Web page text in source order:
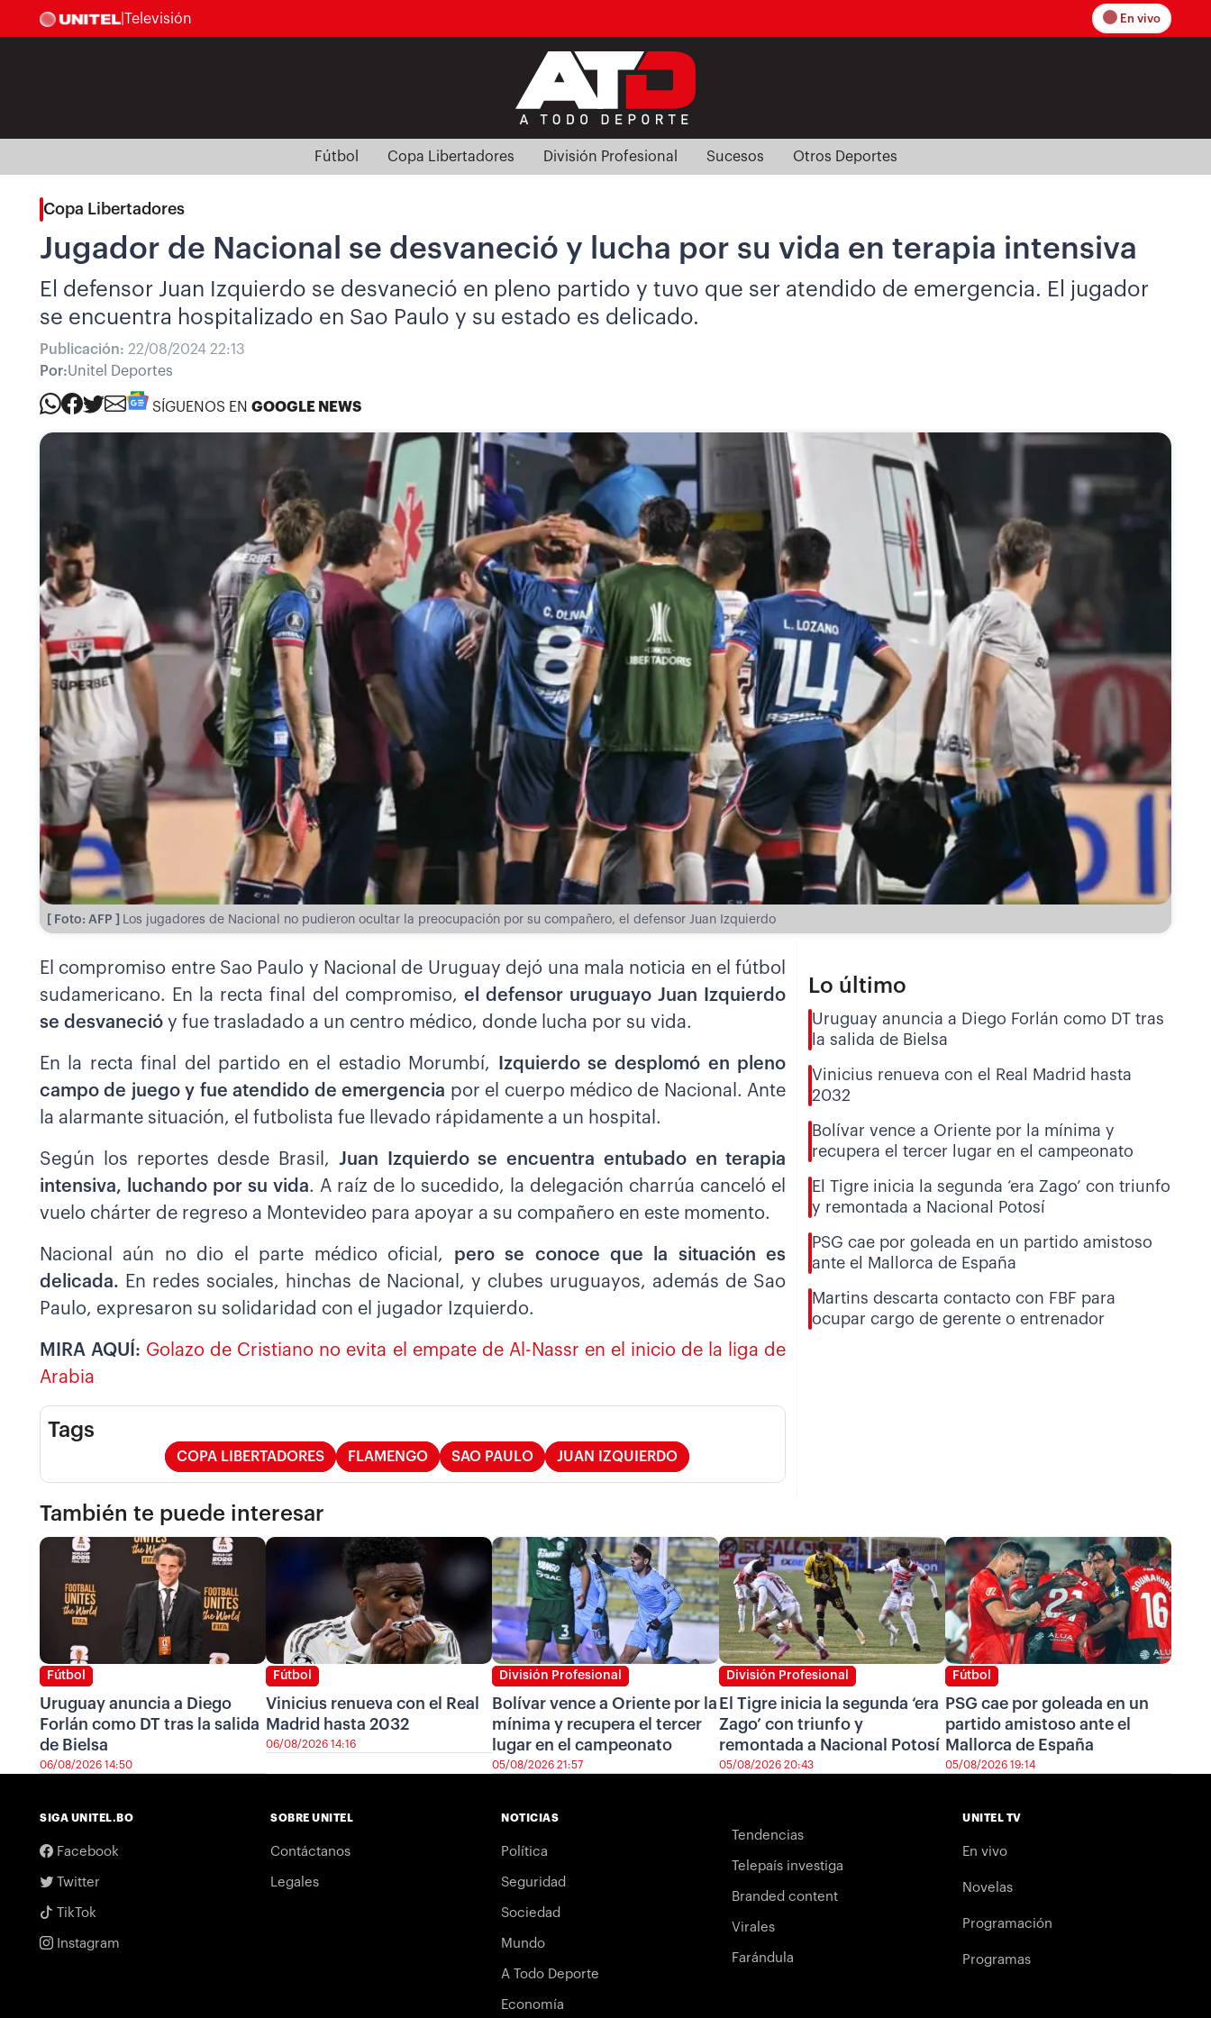
Televisión En vivo
Fútbol Copa Libertadores División Profesional Sucesos Otros Deportes
Copa Libertadores
Jugador de Nacional se desvaneció y lucha por su vida en terapia intensiva
El defensor Juan Izquierdo se desvaneció en pleno partido y tuvo que ser atendido de emergencia. El jugador
se encuentra hospitalizado en Sao Paulo y su estado es delicado.
Publicación: 22/08/2024 22:13
Por:Unitel Deportes
SÍGUENOS EN GOOGLE NEWS
[ Foto: AFP ] Los jugadores de Nacional no pudieron ocultar la preocupación por su compañero, el defensor Juan Izquierdo
El compromiso entre Sao Paulo y Nacional de Uruguay dejó una mala noticia en el fútbol
sudamericano. En la recta final del compromiso, el defensor uruguayo Juan Izquierdo
se desvaneció y fue trasladado a un centro médico, donde lucha por su vida.
En la recta final del partido en el estadio Morumbí,
Izquierdo se desplomó en pleno
campo de juego y fue atendido de emergencia por el cuerpo médico de Nacional. Ante
la alarmante situación, el futbolista fue llevado rápidamente a un hospital.
Según los reportes desde Brasil, Juan Izquierdo se encuentra entubado en terapia
intensiva, luchando por su vida. A raíz de lo sucedido, la delegación charrúa canceló el
vuelo chárter de regreso a Montevideo para apoyar a su compañero en este momento.
Nacional aún no dio el parte médico oficial, pero se conoce que la situación es
delicada. En redes sociales, hinchas de Nacional, y clubes uruguayos, además de Sao
Paulo, expresaron su solidaridad con el jugador Izquierdo.
MIRA AQUÍ: Golazo de Cristiano no evita el empate de Al-Nassr en el inicio de la liga de
Arabia
Tags
COPA LIBERTADORES FLAMENGO SAO PAULO JUAN IZQUIERDO
Lo último
Uruguay anuncia a Diego Forlán como DT tras
la salida de Bielsa
Vinicius renueva con el Real Madrid hasta
2032
Bolívar vence a Oriente por la mínima y
recupera el tercer lugar en el campeonato
El Tigre inicia la segunda ‘era Zago’ con triunfo
y remontada a Nacional Potosí
PSG cae por goleada en un partido amistoso
ante el Mallorca de España
Martins descarta contacto con FBF para
ocupar cargo de gerente o entrenador
También te puede interesar
Fútbol
Uruguay anuncia a Diego
Forlán como DT tras la salida
de Bielsa
06/08/2026 14:50
Fútbol
Vinicius renueva con el Real
Madrid hasta 2032
06/08/2026 14:16
División Profesional
Bolívar vence a Oriente por la
mínima y recupera el tercer
lugar en el campeonato
05/08/2026 21:57
División Profesional
El Tigre inicia la segunda ‘era
Zago’ con triunfo y
remontada a Nacional Potosí
05/08/2026 20:43
Fútbol
PSG cae por goleada en un
partido amistoso ante el
Mallorca de España
05/08/2026 19:14
SIGA UNITEL.BO
Facebook
Twitter
TikTok
Instagram
SOBRE UNITEL
Contáctanos
Legales
NOTICIAS
Política
Seguridad
Sociedad
Mundo
A Todo Deporte
Economía
Tendencias
Telepaís investiga
Branded content
Virales
Farándula
UNITEL TV
En vivo
Novelas
Programación
Programas